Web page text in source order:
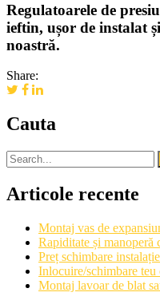
Regulatoarele de
ieftin, ușor de instalat
noastră.
Share:
Cauta
Articole recente
Montaj vas de
Rapiditate și manoperă
Preț schimbare
Inlocuire/schimbare teu
Montaj lavoar de blat